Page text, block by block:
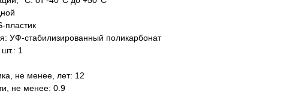
пластик
УФ-стабилизированный поликарбонат
1
не менее, лет: 12
не менее: 0.9